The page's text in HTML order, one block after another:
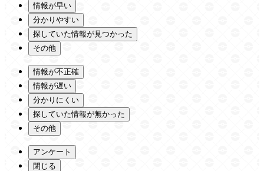
情報が早い
分かりやすい
探していた情報が見つかった
その他
情報が不正確
情報が遅い
分かりにくい
探していた情報が無かった
その他
アンケート
閉じる